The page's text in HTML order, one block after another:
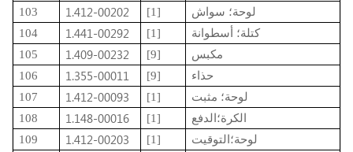
103
1.412-00202 [1]
لوحة؛ سواش
104
1.441-00292 [1]
كتلة؛ أسطوانة
105
1.409-00232 [9]
مكبس
106
1.355-00011 [9]
حذاء
107
1.412-00093 [1]
لوحة؛ مثبت
108
1.148-00016 [1]
الكرة؛الدفع
109
1.412-00203 [1]
لوحة؛التوقيت